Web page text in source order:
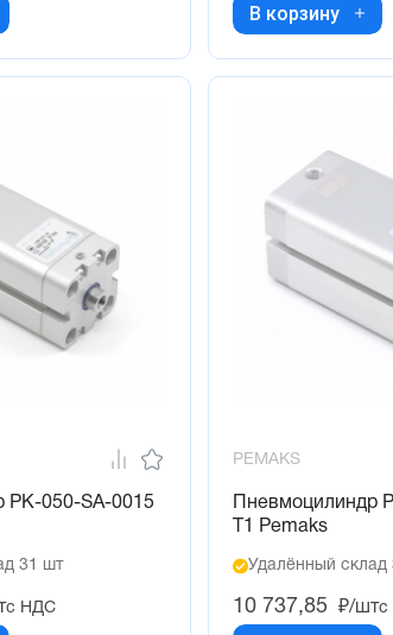
В корзину
PK-050-SA-0015
31 шт
с НДС
PEMAKS
Пневмоцилиндр
T1 Pemaks
Удалённый склад
10 737,85 ₽/штс